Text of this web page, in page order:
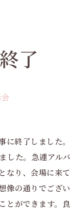
了
終了しました。
した。急遽アルバ
なり、会場に来て
像の通りでござい
とができます。良